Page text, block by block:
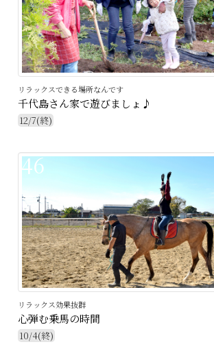
リラックスできる場所なんです
千代島さん家で遊びましょ♪
12/7(終)
46
リラックス効果抜群
心弾む乗馬の時間
10/4(終)